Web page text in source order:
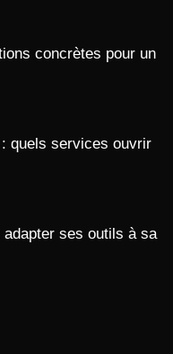
concrètes pour un
quels services ouvrir
ses outils à sa